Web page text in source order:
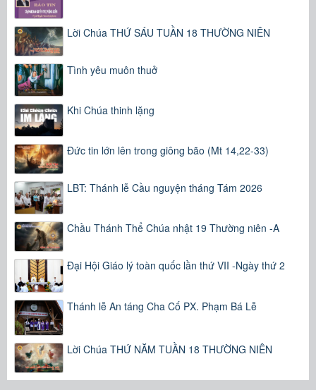
Lời Chúa THỨ SÁU TUẦN 18 THƯỜNG NIÊN
Tình yêu muôn thuở
Khi Chúa thinh lặng
Đức tin lớn lên trong giông bão (Mt 14,22-33)
LBT: Thánh lễ Cầu nguyện tháng Tám 2026
Chầu Thánh Thể Chúa nhật 19 Thường niên -A
Đại Hội Giáo lý toàn quốc lần thứ VII -Ngày thứ 2
Thánh lễ An táng Cha Cố PX. Phạm Bá Lễ
Lời Chúa THỨ NĂM TUẦN 18 THƯỜNG NIÊN